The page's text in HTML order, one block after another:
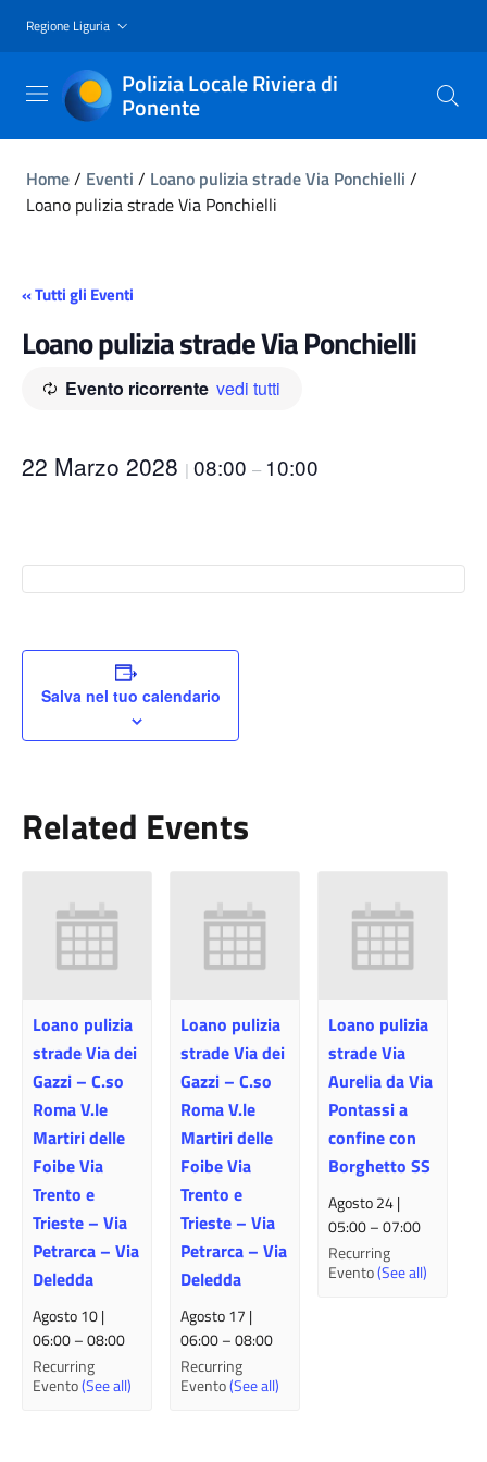
Regione Liguria
Polizia Locale Riviera di
Ponente
Home/ Eventi / Loano pulizia strade Via Ponchielli /
Loano pulizia strade Via Ponchielli
« Tutti gli Eventi
Loano pulizia strade Via Ponchielli
Evento ricorrente vedi tutti
22 Marzo 2028 | 08:00 – 10:00
Salva nel tuo calendario
Related Events
Loano pulizia
strade Via dei
Gazzi – C.so
Roma V.le
Martiri delle
Foibe Via
Trento e
Trieste – Via
Petrarca – Via
Deledda
Agosto 10 |
06:00–08:00
Recurring
Evento(See all)
Loano pulizia
strade Via dei
Gazzi – C.so
Roma V.le
Martiri delle
Foibe Via
Trento e
Trieste – Via
Petrarca – Via
Deledda
Agosto 17 |
06:00–08:00
Recurring
Evento(See all)
Loano pulizia
strade Via
Aurelia da Via
Pontassi a
confine con
Borghetto SS
Agosto 24 |
05:00–07:00
Recurring
Evento(See all)